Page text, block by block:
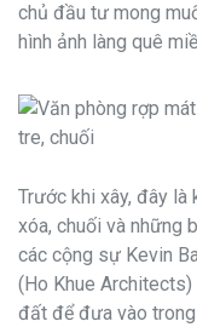
chủ đầu tư mong
hình ảnh làng quê
Trước khi xây, đây
xóa, chuối và những
các cộng sự Kevin
(Ho Khue
đất để đưa vào